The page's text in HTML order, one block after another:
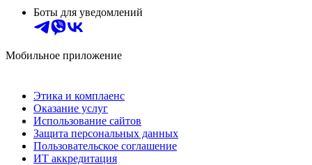
Боты для уведомлений
Мобильное приложение
Этика и комплаенс
Оказание услуг
Использование сайтов
Защита персональных данных
Пользовательское соглашение
ИТ аккредитация